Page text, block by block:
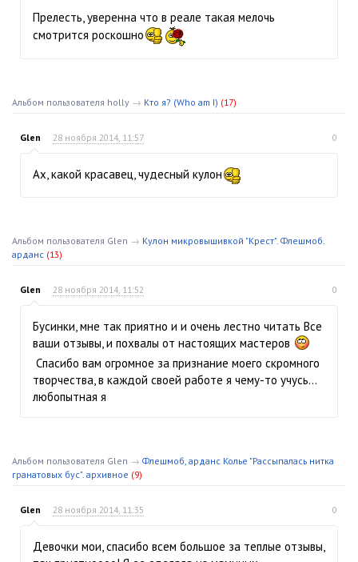
Прелесть, уверенна что в реале такая мелочь
смотрится роскошно
Альбом пользователя holly → Кто я? (Who am I) (17)
Glen 28 ноября 2014, 11:57 0
Ах, какой красавец, чудесный кулон
Альбом пользователя Glen → Кулон микровышивкой "Крест". Флешмоб.
арданс (13)
Glen 28 ноября 2014, 11:52 0
Бусинки, мне так приятно и и очень лестно читать Все
ваши отзывы, и похвалы от настоящих мастеров
Спасибо вам огромное за признание моего скромного
творчества, в каждой своей работе я чему-то учусь…
любопытная я
Альбом пользователя Glen → Флешмоб, арданс Колье "Рассыпалась нитка
гранатовых бус". архивное (9)
Glen 28 ноября 2014, 11:35 0
Девочки мои, спасибо всем большое за теплые отзывы,